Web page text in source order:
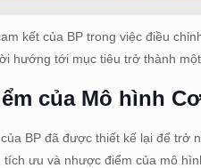
kết của BP trong việc điều
hướng tới mục tiêu trở thành
của Mô hình
BP đã được thiết kế lại để trở
ưu và nhược điểm của mô